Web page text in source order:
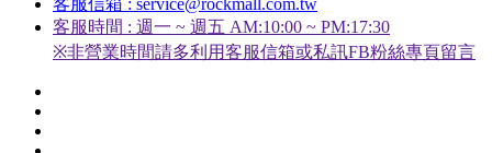
客服信箱 : service@rockmall.com.tw
客服時間 : 週一 ~ 週五 AM:10:00 ~ PM:17:30
※非營業時間請多利用客服信箱或私訊FB粉絲專頁留言